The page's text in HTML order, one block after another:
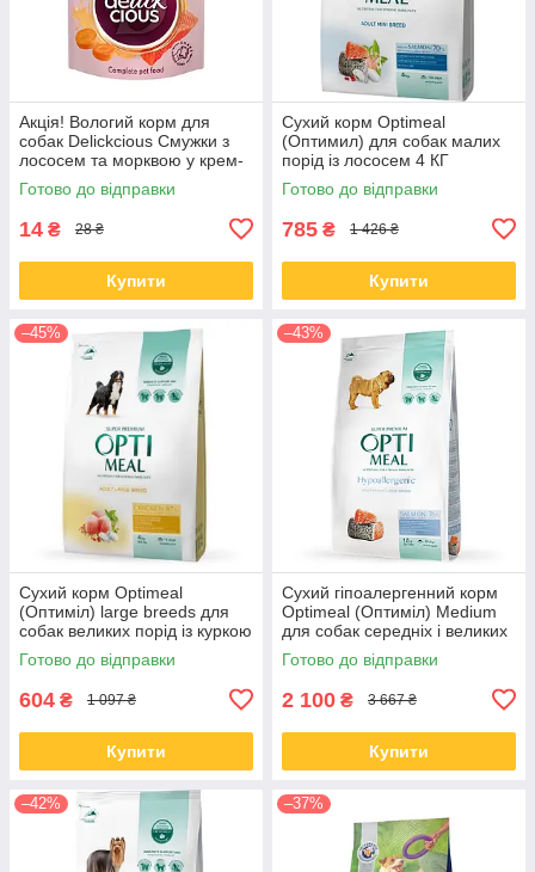
Акція! Вологий корм для
собак Delickcious Смужки з
лососем та морквою у крем-
супі 85 гр 12 шт
Готово до відправки
14 ₴ 28 ₴
Купити
Сухий корм Optimeal
(Оптимил) для собак малих
порід із лососем 4 КГ
Готово до відправки
785 ₴ 1 426 ₴
Купити
–45%
Сухий корм Optimeal
(Оптиміл) large breeds для
собак великих порід із куркою
4 КГ
Готово до відправки
604 ₴ 1 097 ₴
Купити
–43%
Сухий гіпоалергенний корм
Optimeal (Оптиміл) Medium
для собак середніх і великих
порід с лососем 12 КГ
Готово до відправки
2 100 ₴ 3 667 ₴
Купити
–42% –37%